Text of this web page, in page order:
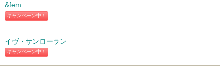
キャンペーン中！
&fem
キャンペーン中！
イヴ・サンローラン